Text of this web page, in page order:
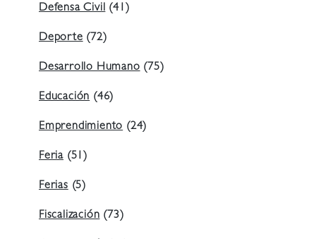
Defensa Civil (41)
Deporte (72)
Desarrollo Humano (75)
Educación (46)
Emprendimiento (24)
Feria (51)
Ferias (5)
Fiscalización (73)